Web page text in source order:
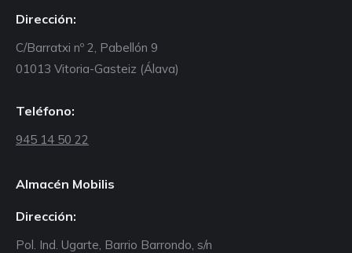
Dirección:
C/Barratxi nº 2, Pabellón 9
01013 Vitoria-Gasteiz (Álava)
Teléfono:
945 14 50 22
Almacén Mobilis
Dirección:
Pol. Ind. Ugarte, Barrio Barrondo, s/n